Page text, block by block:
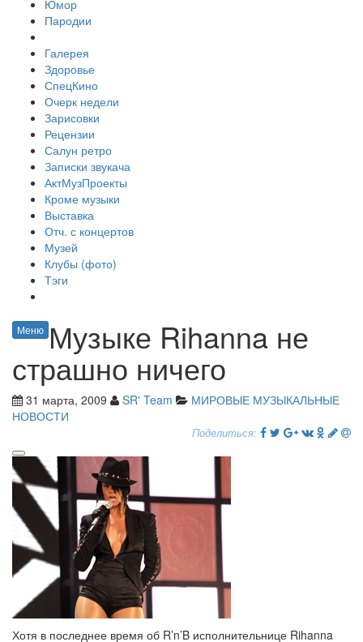
Юмор
Пародии
Галерея
Здоровье
СпецКино
Очерк недели
Зарисовки
Рецензии
Салун ретро
Записки звукача
АктМузПроекты
Кроме музыки
Выставка
Отч. с концертов
Музей
Клубы (фото)
Тэги
Меню Музыке Rihanna не
страшно ничего
31 марта, 2009 SR' Team
МИРОВЫЕ МУЗЫКАЛЬНЫЕ
НОВОСТИ
Поделиться:
Хотя в последнее время об R’n’B исполнительнице Rihanna